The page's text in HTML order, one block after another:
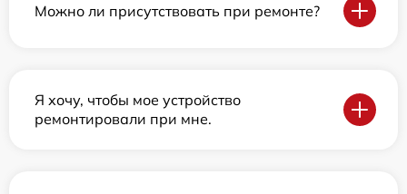
Можно ли присутствовать при ремонте?
Я хочу, чтобы мое устройство
ремонтировали при мне.